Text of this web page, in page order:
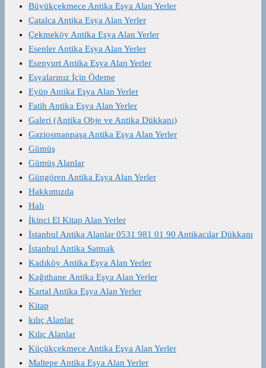
Büyükçekmece Antika Eşya Alan Yerler
Çatalca Antika Eşya Alan Yerler
Çekmeköy Antika Eşya Alan Yerler
Esenler Antika Eşya Alan Yerler
Esenyurt Antika Eşya Alan Yerler
Eşyalarınız İçin Ödeme
Eyüp Antika Eşya Alan Yerler
Fatih Antika Eşya Alan Yerler
Galeri (Antika Obje ve Antika Dükkanı)
Gaziosmanpaşa Antika Eşya Alan Yerler
Gümüş
Gümüş Alanlar
Güngören Antika Eşya Alan Yerler
Hakkımızda
Halı
İkinci El Kitap Alan Yerler
İstanbul Antika Alanlar 0531 981 01 90 Antikacılar Dükkanı
İstanbul Antika Satmak
Kadıköy Antika Eşya Alan Yerler
Kağıthane Antika Eşya Alan Yerler
Kartal Antika Eşya Alan Yerler
Kitap
kılıç Alanlar
Kılıç Alanlar
Küçükçekmece Antika Eşya Alan Yerler
Maltepe Antika Eşya Alan Yerler